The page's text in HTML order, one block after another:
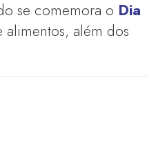
se comemora o Dia
além dos